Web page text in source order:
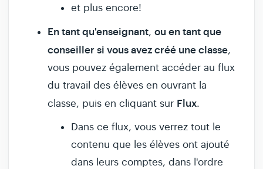
et plus encore!
En tant qu'enseignant, ou en tant que
conseiller si vous avez créé une classe,
vous pouvez également accéder au flux
du travail des élèves en ouvrant la
classe, puis en cliquant sur Flux.
Dans ce flux, vous verrez tout le
contenu que les élèves ont ajouté
dans leurs comptes, dans l'ordre